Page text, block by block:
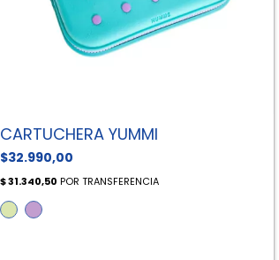
CARTUCHERA YUMMI
$32.990,00